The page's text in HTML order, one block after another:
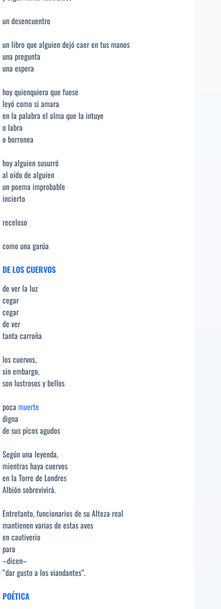
un desencuentro
un libro que alguien dejó caer en tus manos
una pregunta
una espera
hoy quienquiera que fuese
leyó como si amara
en la palabra el alma que la intuye
o labra
o borronea
hoy alguien susurró
al oído de alguien
un poema improbable
incierto
receloso
como una garúa
DE LOS CUERVOS
de ver la luz
cegar
cegar
de ver
tanta carroña
los cuervos,
sin embargo,
son lustrosos y bellos
poca muerte
digna
de sus picos agudos
Según una leyenda,
mientras haya cuervos
en la Torre de Londres
Albión sobrevivirá.
Entretanto, funcionarios de su Alteza real
mantienen varias de estas aves
en cautiverio
para
–dicen–
“dar gusto a los viandantes”.
POÉTICA